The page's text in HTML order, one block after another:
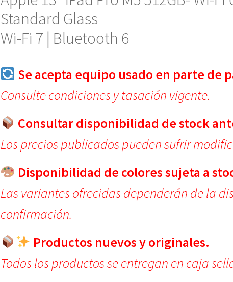
Standard Glass
Wi-Fi 7 | Bluetooth 6
Se acepta equipo usado en parte de
Consulte condiciones y tasación vigente.
Consultar disponibilidad de stock
Los precios publicados pueden sufrir
Disponibilidad de colores sujeta a
Las variantes ofrecidas dependerán de la
confirmación.
Productos nuevos y originales.
Todos los productos se entregan en caja